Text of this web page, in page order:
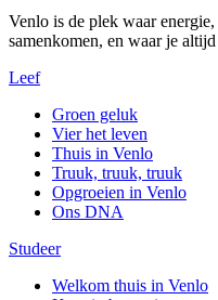
Venlo is de plek waar
samenkomen, en waar je
Leef
Groen geluk
Vier het leven
Thuis in Venlo
Truuk, truuk, truuk
Opgroeien in Venlo
Ons DNA
Studeer
Welkom thuis in Venlo